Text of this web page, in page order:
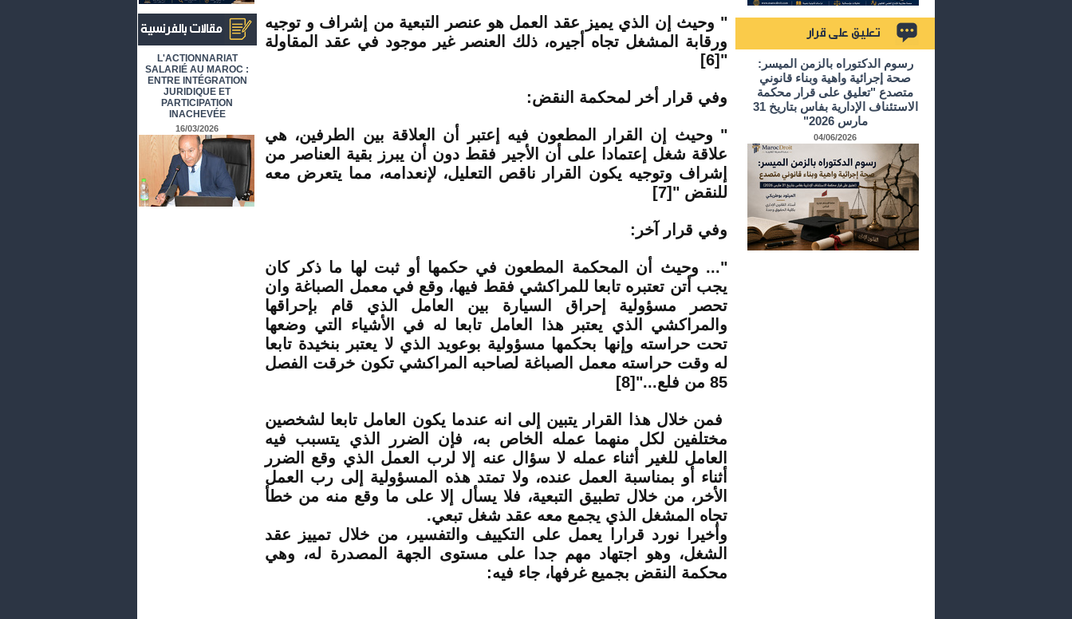
L'ACTIONNARIAT
SALARIÉ AU MAROC :
ENTRE INTÉGRATION
JURIDIQUE ET
PARTICIPATION
INACHEVÉE
16/03/2026
" وحيث إن الذي يميز عقد العمل هو عنصر التبعية من إشراف و توجيه
ورقابة المشغل تجاه أجيره، ذلك العنصر غير موجود في عقد المقاولة
"
[6]
وفي قرار أخر لمحكمة النقض:
" وحيث إن القرار المطعون فيه إعتبر أن العلاقة بين الطرفين، هي
علاقة شغل إعتمادا على أن الأجير فقط دون أن يبرز بقية العناصر من
إشراف وتوجيه يكون القرار ناقص التعليل، لإنعدامه، مما يتعرض معه
للنقض " [7]
وفي قرار آخر:
"... وحيث أن المحكمة المطعون في حكمها أو ثبت لها ما ذكر كان
يجب أتن تعتبره تابعا للمراكشي فقط فيها، وقع في معمل الصباغة وان
تحصر مسؤولية إحراق السيارة بين العامل الذي قام بإحراقها
والمراكشي الذي يعتبر هذا العامل تابعا له في الأشياء التي وضعها
تحت حراسته وإنها بحكمها مسؤولية بوعويد الذي لا يعتبر بنخيدة تابعا
له وقت حراسته معمل الصباغة لصاحبه المراكشي تكون خرقت الفصل
85 من فلع..."
[8]
فمن خلال هذا القرار يتبين إلى انه عندما يكون العامل تابعا لشخصين
مختلفين لكل منهما عمله الخاص به، فإن الضرر الذي يتسبب فيه
العامل للغير أثناء عمله لا سؤال عنه إلا لرب العمل الذي وقع الضرر
أثناء أو بمناسبة العمل عنده، ولا تمتد هذه المسؤولية إلى رب العمل
الأخر، من خلال تطبيق التبعية، فلا يسأل إلا على ما وقع منه من خطأ
تجاه المشغل الذي يجمع معه عقد شغل تبعي.
وأخيرا نورد قرارا يعمل على التكييف والتفسير، من خلال تمييز عقد
الشغل، وهو اجتهاد مهم جدا على مستوى الجهة المصدرة له، وهي
محكمة النقض بجميع غرفها، جاء فيه:
رسوم الدكتوراه بالزمن الميسر:
صحة إجرائية واهية وبناء قانوني
متصدع "تعليق على قرار محكمة
الاستئناف الإدارية بفاس بتاريخ 31
مارس 2026"
04/06/2026